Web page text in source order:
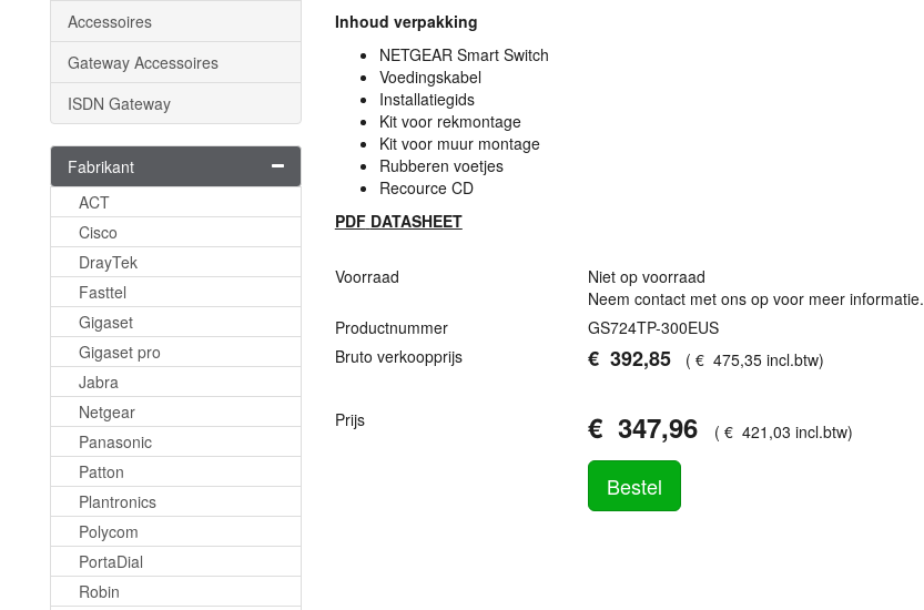
Accessoires
Gateway Accessoires
ISDN Gateway
Fabrikant
ACT
Cisco
DrayTek
Fasttel
Gigaset
Gigaset pro
Jabra
Netgear
Panasonic
Patton
Plantronics
Polycom
PortaDial
Robin
Inhoud verpakking
NETGEARSmart Switch
Voedingskabel
Installatiegids
Kit voor rekmontage
Kit voor muur montage
Rubberen voetjes
Recource CD
PDF DATASHEET
Voorraad
Niet op voorraad
Neem contact met ons op voor meer informatie.
Productnummer
GS724TP-300EUS
Bruto verkoopprijs
€ 392,85 (€ 475,35 incl.btw)
Prijs € 347,96 (€ 421 ,03 incl.btw)
Bestel